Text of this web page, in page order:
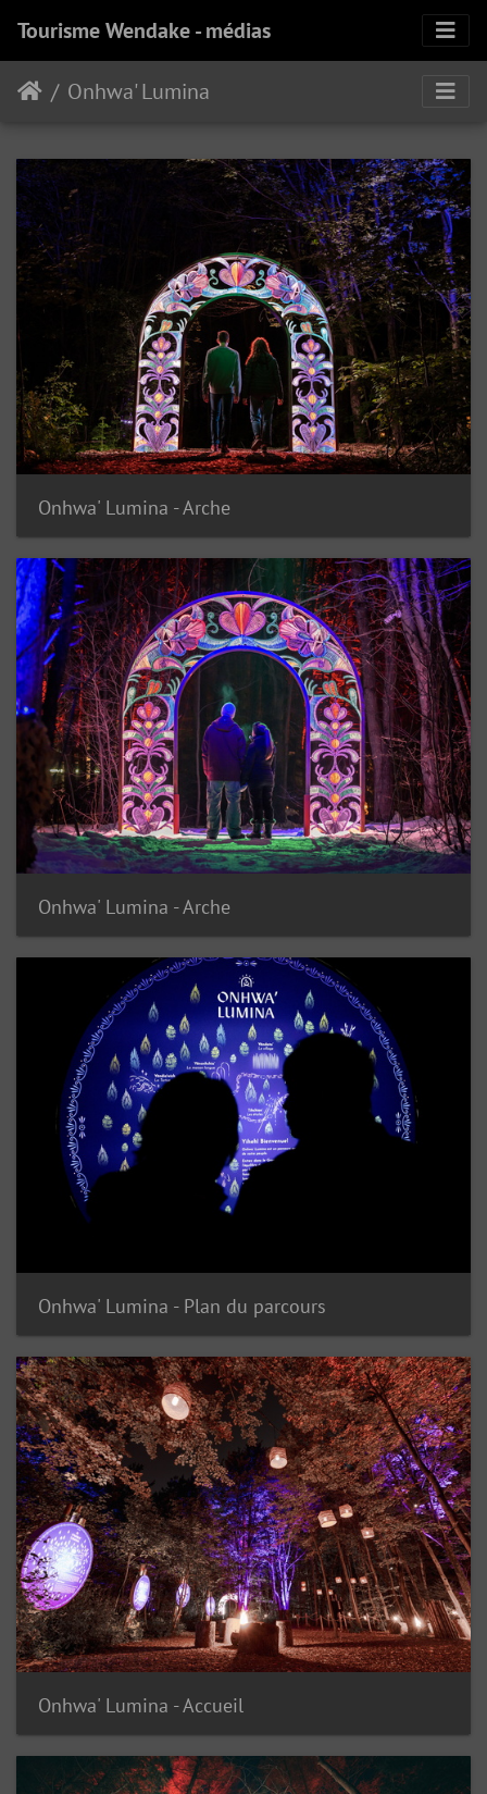
Tourisme Wendake - médias
Onhwa' Lumina
Onhwa' Lumina - Arche
Onhwa' Lumina - Arche
Onhwa' Lumina - Plan du parcours
Onhwa' Lumina - Accueil